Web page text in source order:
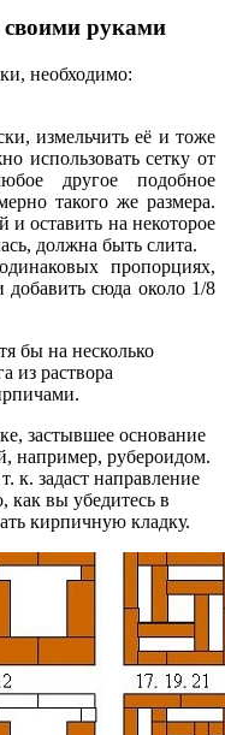
руками
необходимо:
измельчить её и тоже
использовать сетку от
другое подобное
такого же размера.
и оставить на некоторое
должна быть слита.
пропорциях,
добавить сюда около 1/8
бы на несколько
из раствора
застывшее основание
например, рубероидом.
к. задаст направление
как вы убедитесь в
кирпичную кладку.